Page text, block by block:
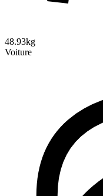
48.93kg
Voiture